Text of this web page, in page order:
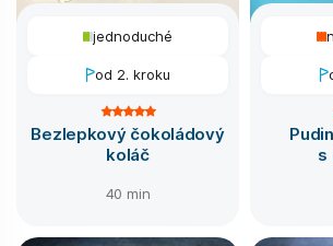
jednoduché
od 2. kroku
Bezlepkový čokoládový
koláč
40 min
s